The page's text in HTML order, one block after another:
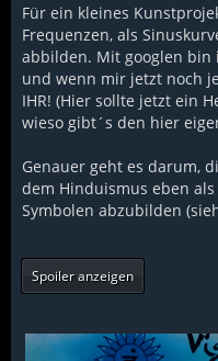
Für ein kleines
Frequenzen, als
abbilden. Mit googlen bin
und wenn mir jetzt noch
IHR! (Hier sollte jetzt ein
wieso gibt´s den hier
Genauer geht es darum,
dem Hinduismus eben
Symbolen abzubilden
Spoiler anzeigen